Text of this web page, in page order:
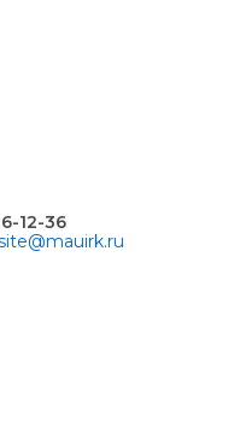
12-36